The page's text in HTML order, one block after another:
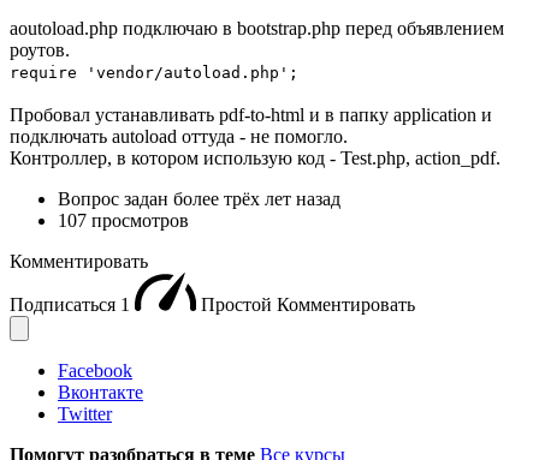
aoutoload.php подключаю в bootstrap.php перед объявлением
роутов.
require 'vendor/autoload.php';
Пробовал устанавливать pdf-to-html и в папку application и
подключать autoload оттуда - не помогло.
Контроллер, в котором использую код - Test.php, action_pdf.
Вопрос задан более трёх лет назад
107 просмотров
Комментировать
Подписаться 1 Простой Комментировать
Facebook
Вконтакте
Twitter
Помогут разобраться в теме Все курсы